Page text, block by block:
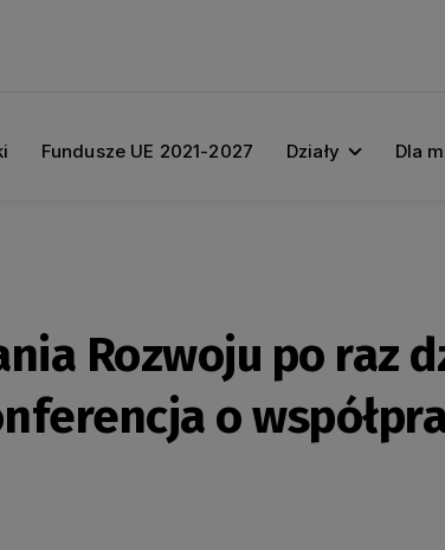
Fundusze UE 2021-2027 Działy Dla
Rozwoju po raz
o